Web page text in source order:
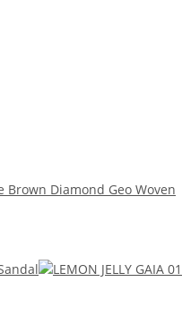
Brown Diamond Geo Woven